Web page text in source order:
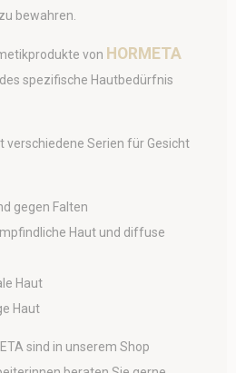
bewahren.
von HORMETA
spezifische Hautbedürfnis
verschiedene Serien für Gesicht
gegen Falten
Haut und diffuse
Haut
Haut
sind in unserem Shop